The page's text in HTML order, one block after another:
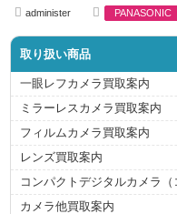
A
u
o
administer
C
a
r
i
e
s
PANASONIC
取り扱い商品
一眼レフカメラ買取案内
ミラーレスカメラ買取案内
フィルムカメラ買取案内
レンズ買取案内
コンパクトデジタルカメラ
カメラ他買取案内